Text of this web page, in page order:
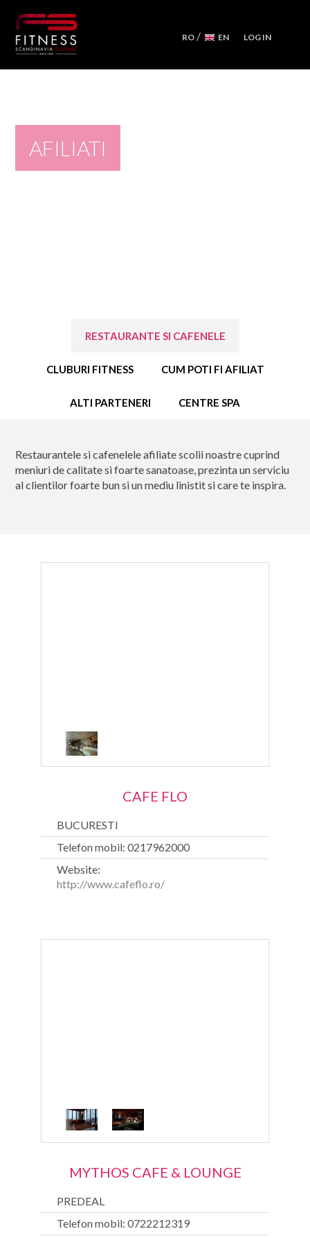
RO/ EN LOG IN
CURSURI
CALCULATOR DE CALORII
AFILIATI
CONTACT
AFILIATI
RESTAURANTE SI CAFENELE
CLUBURI FITNESS CUM POTI FI AFILIAT
ALTI PARTENERI CENTRE SPA
Restaurantele si cafenelele afiliate scolii noastre cuprind
meniuri de calitate si foarte sanatoase, prezinta un serviciu
al clientilor foarte bun si un mediu linistit si care te inspira.
CAFE FLO
BUCURESTI
Telefon mobil: 0217962000
Website:
http://www.cafeflo.ro/
MYTHOS CAFE & LOUNGE
PREDEAL
Telefon mobil: 0722212319